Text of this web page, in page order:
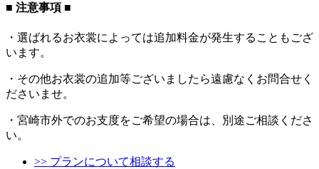
■ 注意事項 ■
・選ばれるお衣裳によっては追加料金が発生することもござ
います。
・その他お衣裳の追加等ございましたら遠慮なくお問合せく
ださいませ。
・宮崎市外でのお支度をご希望の場合は、別途ご相談くださ
い。
>> プランについて相談する